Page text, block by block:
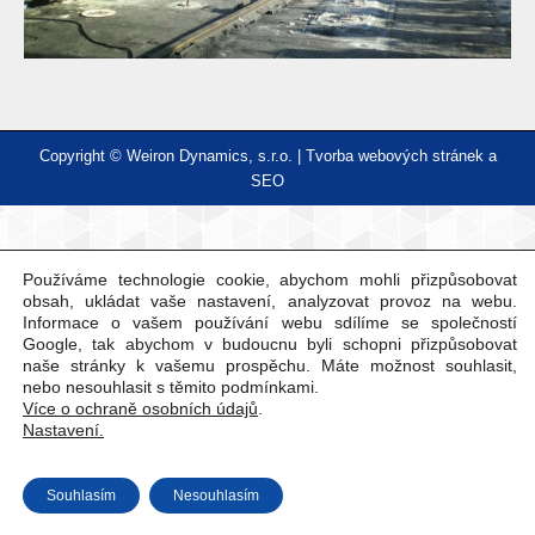
Copyright © Weiron Dynamics, s.r.o. | Tvorba webových stránek a
SEO
Používáme technologie cookie, abychom mohli přizpůsobovat
obsah, ukládat vaše nastavení, analyzovat provoz na webu.
Informace o vašem používání webu sdílíme se společností
Google, tak abychom v budoucnu byli schopni přizpůsobovat
naše stránky k vašemu prospěchu. Máte možnost souhlasit,
nebo nesouhlasit s těmito podmínkami.
Více o ochraně osobních údajů
Nastavení.
Souhlasím Nesouhlasím